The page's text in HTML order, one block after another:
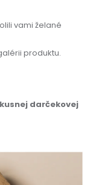
vami želané
produktu.
darčekovej